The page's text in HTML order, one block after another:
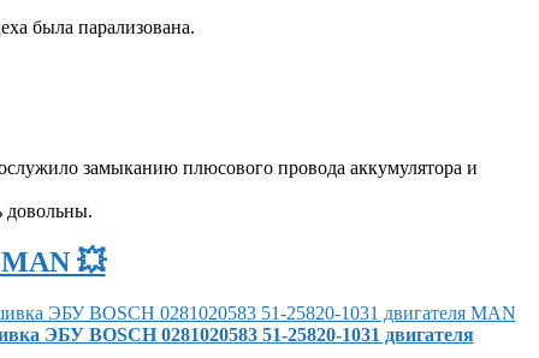
была парализована.
замыканию плюсового провода аккумулятора и
довольны.
💥
ЭБУ BOSCH 0281020583 51-25820-1031 двигателя